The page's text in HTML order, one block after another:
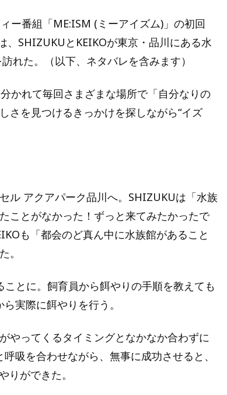
ー番組「ME:ISM (ミーアイズム)」の初回
SHIZUKUとKEIKOが東京・品川にある水
れた。（以下、ネタバレを含みます）
かれて毎回さまざまな場所で「自分なりの
さを見つけるきっかけを探しながら“イズ
ル アクアパーク品川へ。SHIZUKUは「水族
ことがなかった！ずっと来てみたかったで
も「都会のど真ん中に水族館があること
。
とに。飼育員から餌やりの手順を教えても
実際に餌やりを行う。
やってくるタイミングとなかなか合わずに
吸を合わせながら、無事に成功させると、
りができた。